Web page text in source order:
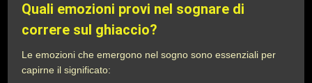
Quali emozioni provi nel sognare di
correre sul ghiaccio?
Le emozioni che emergono nel sogno sono essenziali per
capirne il significato: